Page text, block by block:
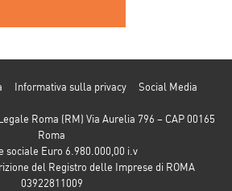
Informativa sulla privacy
Social Media
Roma (RM) Via Aurelia 796 – CAP 00165
Roma
sociale Euro 6.980.000,00 i.v
del Registro delle Imprese di ROMA
03922811009